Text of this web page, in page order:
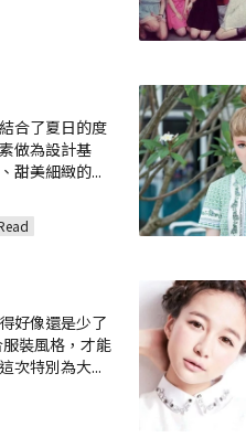
合了夏日的度
做為設計基
甜美細緻的...
好像還是少了
裝風格，才能
次特別為大...